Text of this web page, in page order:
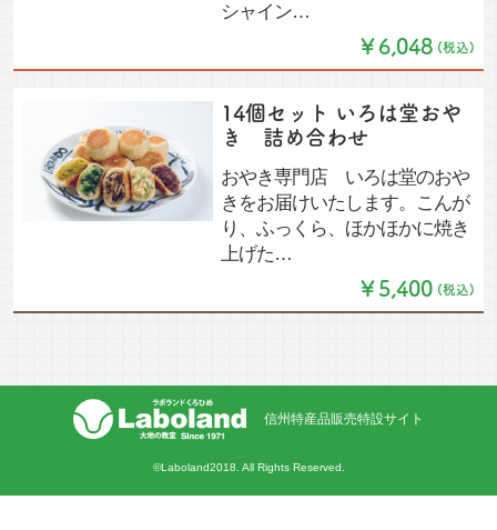
シャイン…
￥6,048 (税込)
14個セット いろは堂おや
き 詰め合わせ
おやき専門店 いろは堂のおや
きをお届けいたします。こんが
り、ふっくら、ほかほかに焼き
上げた…
￥5,400 (税込)
信州特産品販売特設サイト
©Laboland2018. All Rights Reserved.